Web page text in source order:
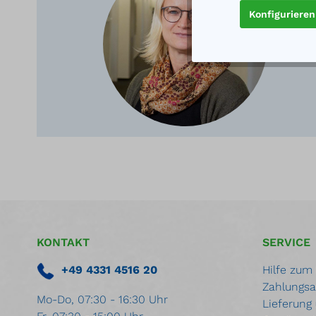
KONTAKT
+49 4331 4516 20
Mo-Do, 07:30 - 16:30 Uhr
SERVICE
Hilfe zum
Lieferung
Konfigurieren